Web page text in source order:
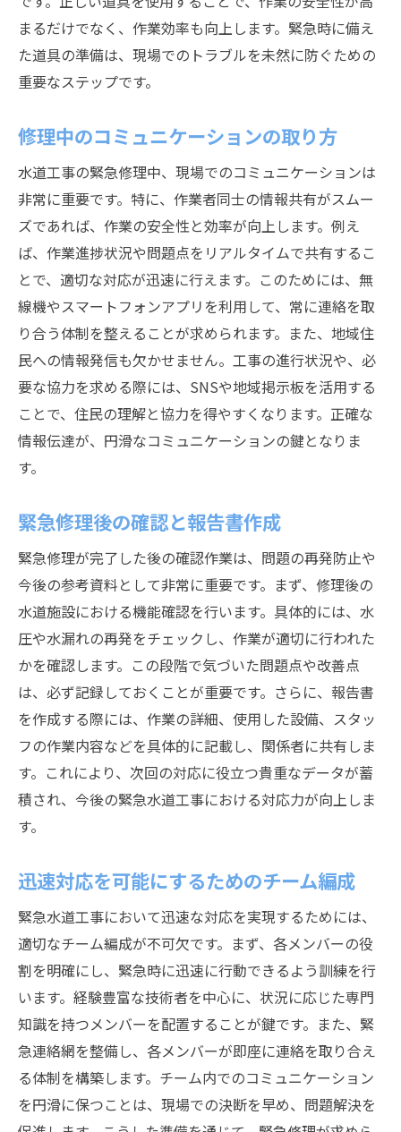
まるだけでなく、作業効率も向上します。緊急時に備え
た道具の準備は、現場でのトラブルを未然に防ぐための
重要なステップです。
修理中のコミュニケーションの取り方
水道工事の緊急修理中、現場でのコミュニケーションは
非常に重要です。特に、作業者同士の情報共有がスムー
ズであれば、作業の安全性と効率が向上します。例え
ば、作業進捗状況や問題点をリアルタイムで共有するこ
とで、適切な対応が迅速に行えます。このためには、無
線機やスマートフォンアプリを利用して、常に連絡を取
り合う体制を整えることが求められます。また、地域住
民への情報発信も欠かせません。工事の進行状況や、必
要な協力を求める際には、SNSや地域掲示板を活用する
ことで、住民の理解と協力を得やすくなります。正確な
情報伝達が、円滑なコミュニケーションの鍵となりま
す。
緊急修理後の確認と報告書作成
緊急修理が完了した後の確認作業は、問題の再発防止や
今後の参考資料として非常に重要です。まず、修理後の
水道施設における機能確認を行います。具体的には、水
圧や水漏れの再発をチェックし、作業が適切に行われた
かを確認します。この段階で気づいた問題点や改善点
は、必ず記録しておくことが重要です。さらに、報告書
を作成する際には、作業の詳細、使用した設備、スタッ
フの作業内容などを具体的に記載し、関係者に共有しま
す。これにより、次回の対応に役立つ貴重なデータが蓄
積され、今後の緊急水道工事における対応力が向上しま
す。
迅速対応を可能にするためのチーム編成
緊急水道工事において迅速な対応を実現するためには、
適切なチーム編成が不可欠です。まず、各メンバーの役
割を明確にし、緊急時に迅速に行動できるよう訓練を行
います。経験豊富な技術者を中心に、状況に応じた専門
知識を持つメンバーを配置することが鍵です。また、緊
急連絡網を整備し、各メンバーが即座に連絡を取り合え
る体制を構築します。チーム内でのコミュニケーション
を円滑に保つことは、現場での決断を早め、問題解決を